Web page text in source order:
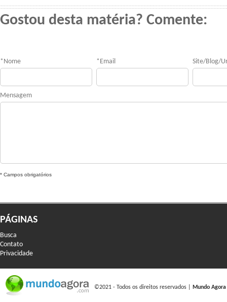
Gostou desta matéria? Comente:
* Nome * Email Site/Blog/
Mensagem
* Campos obrigatórios
PÁGINAS
Busca
Contato
Privacidade
©2021 - Todos os direitos reservados | Mundo Agora